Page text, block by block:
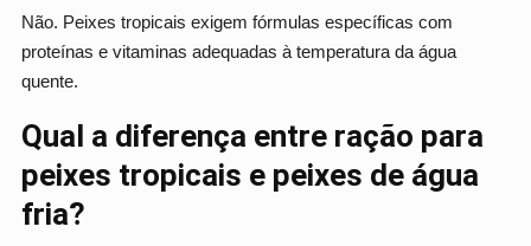
Não. Peixes tropicais exigem fórmulas específicas com
proteínas e vitaminas adequadas à temperatura da água
quente.
Qual a diferença entre ração para
peixes tropicais e peixes de água
fria?